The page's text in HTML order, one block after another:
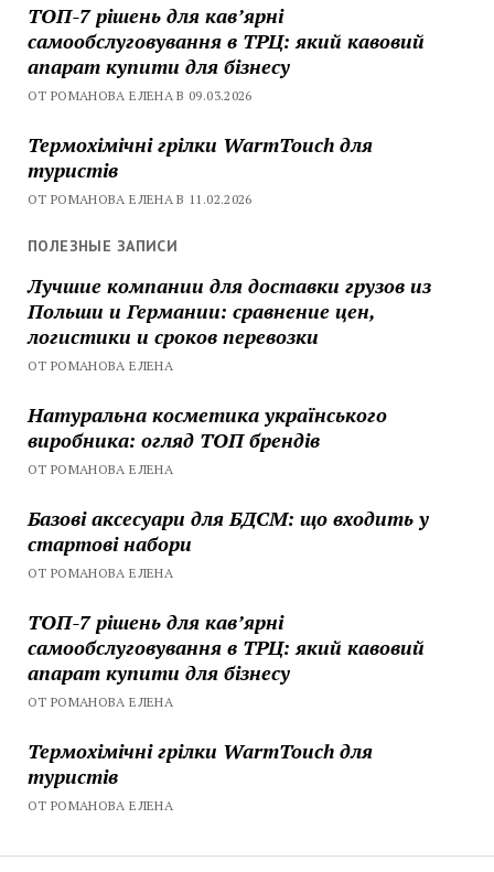
ТОП-7 рішень для кавʼярні
самообслуговування в ТРЦ: який кавовий
апарат купити для бізнесу
ОТ РОМАНОВА ЕЛЕНА В 09.03.2026
Термохімічні грілки WarmTouch для
туристів
ОТ РОМАНОВА ЕЛЕНА В 11.02.2026
ПОЛЕЗНЫЕ ЗАПИСИ
Лучшие компании для доставки грузов из
Польши и Германии: сравнение цен,
логистики и сроков перевозки
ОТ РОМАНОВА ЕЛЕНА
Натуральна косметика українського
виробника: огляд ТОП брендів
ОТ РОМАНОВА ЕЛЕНА
Базові аксесуари для БДСМ: що входить у
стартові набори
ОТ РОМАНОВА ЕЛЕНА
ТОП-7 рішень для кавʼярні
самообслуговування в ТРЦ: який кавовий
апарат купити для бізнесу
ОТ РОМАНОВА ЕЛЕНА
Термохімічні грілки WarmTouch для
туристів
ОТ РОМАНОВА ЕЛЕНА